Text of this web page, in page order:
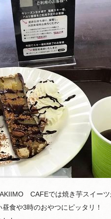
CAFEでは焼き芋スイーツ
食や3時のおやつにピッタリ！